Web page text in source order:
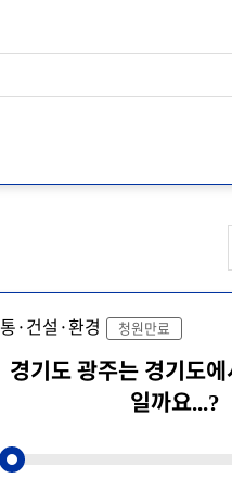
·건설·환경 청원만료
경기도 광주는 경기도
일까요...?